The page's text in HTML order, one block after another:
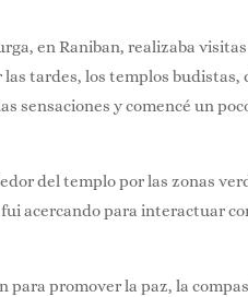
en Raniban, realizaba
tardes, los templos
sensaciones y comencé un
del templo por las zonas
acercando para interactuar
para promover la paz, la